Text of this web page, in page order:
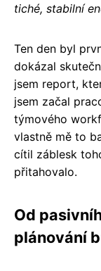
tiché, stabilní
Ten den byl
dokázal
jsem report,
jsem začal
týmového
vlastně mě to
cítil záblesk
přitahovalo.
Od
plánování